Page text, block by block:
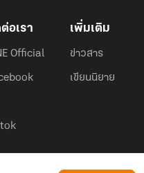
อเรา
Official
เพิ่มเติม
ข่าวสาร
เขียนนิยาย